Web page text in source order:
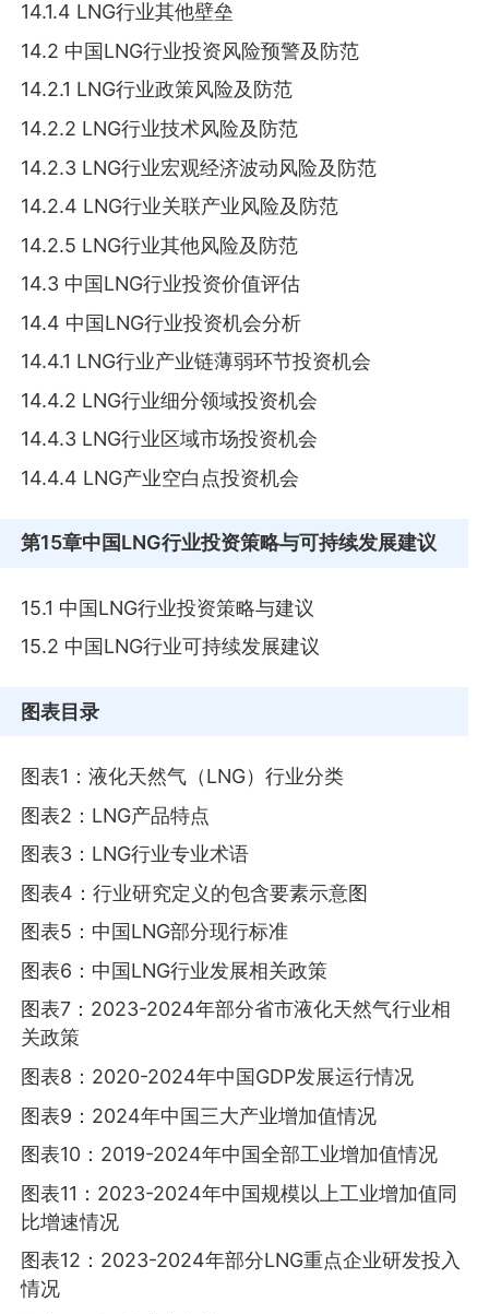
14.1.4 LNG行业其他壁垒
14.2 中国LNG行业投资风险预警及防范
14.2.1 LNG行业政策风险及防范
14.2.2 LNG行业技术风险及防范
14.2.3 LNG行业宏观经济波动风险及防范
14.2.4 LNG行业关联产业风险及防范
14.2.5 LNG行业其他风险及防范
14.3 中国LNG行业投资价值评估
14.4 中国LNG行业投资机会分析
14.4.1 LNG行业产业链薄弱环节投资机会
14.4.2 LNG行业细分领域投资机会
14.4.3 LNG行业区域市场投资机会
14.4.4 LNG产业空白点投资机会
第15章中国LNG行业投资策略与可持续发展建议
15.1 中国LNG行业投资策略与建议
15.2 中国LNG行业可持续发展建议
图表目录
图表1：液化天然气（LNG）行业分类
图表2：LNG产品特点
图表3：LNG行业专业术语
图表4：行业研究定义的包含要素示意图
图表5：中国LNG部分现行标准
图表6：中国LNG行业发展相关政策
图表7：2023-2024年部分省市液化天然气行业相
关政策
图表8：2020-2024年中国GDP发展运行情况
图表9：2024年中国三大产业增加值情况
图表10：2019-2024年中国全部工业增加值情况
图表11：2023-2024年中国规模以上工业增加值同
比增速情况
图表12：2023-2024年部分LNG重点企业研发投入
情况